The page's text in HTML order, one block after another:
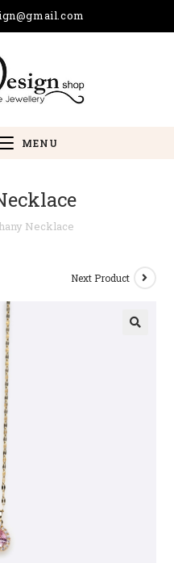
MENU
Necklace
Next Product